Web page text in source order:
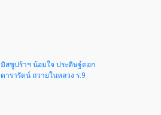
มิสซูปร้าฯ น้อมใจ ประดิษฐ์ดอก
ดารารัตน์ ถวายในหลวง ร.9